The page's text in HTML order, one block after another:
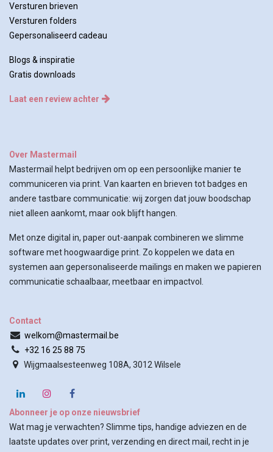
Versturen brieven
Versturen folders
Gepersonaliseerd cadeau
Blogs & inspiratie
Gratis downloads
Laat een review achter
Over Mastermail
Mastermail helpt bedrijven om op een persoonlijke manier te
communiceren via print. Van kaarten en brieven tot badges en
andere tastbare communicatie: wij zorgen dat jouw boodschap
niet alleen aankomt, maar ook blijft hangen.
Met onze digital in, paper out-aanpak combineren we slimme
software met hoogwaardige print. Zo koppelen we data en
systemen aan gepersonaliseerde mailings en maken we papieren
communicatie schaalbaar, meetbaar en impactvol.
Contact
welkom@mastermail.be
+32 16 25 88 75
Wijgmaalsesteenweg 108A, 3012 Wilsele
Abonneer je op onze nieuwsbrief
Wat mag je verwachten? Slimme tips, handige adviezen en de
laatste updates over print, verzending en direct mail, recht in je